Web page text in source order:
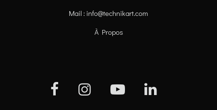
Mail : info@technikart.com
À Propos